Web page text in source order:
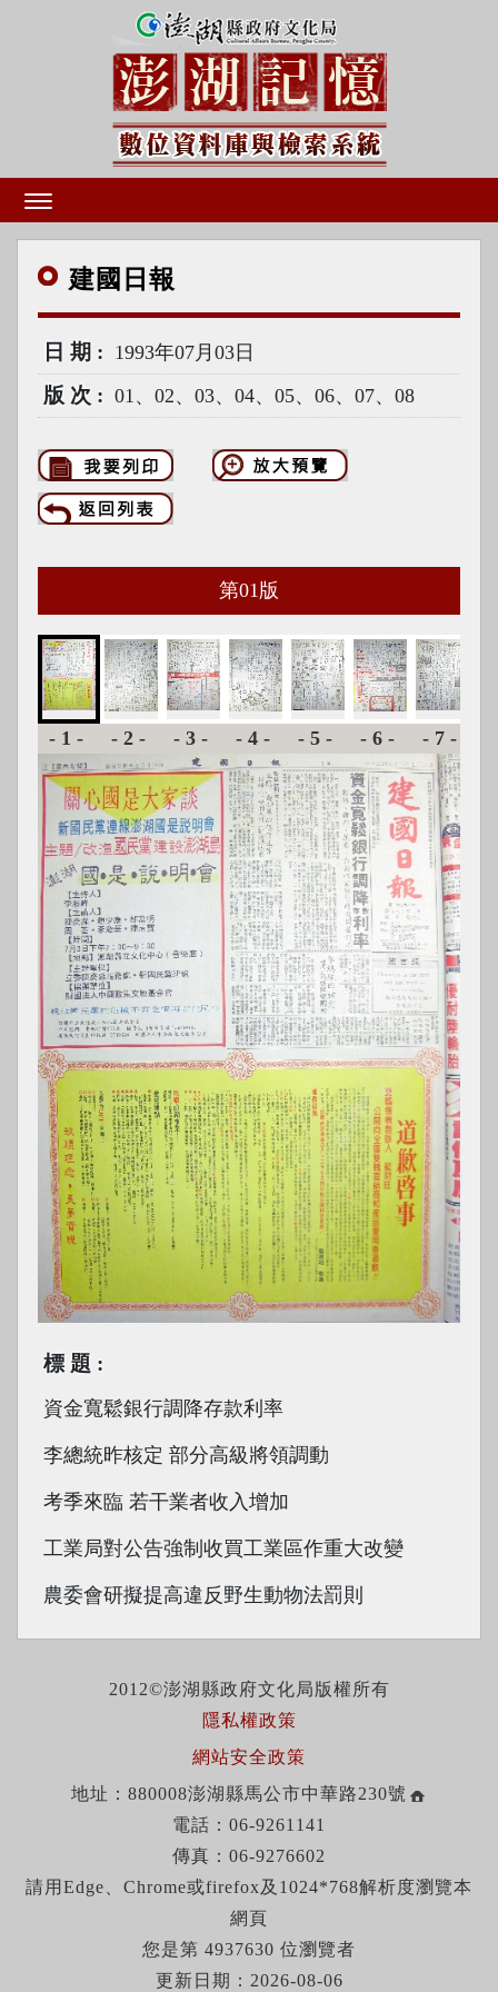
建國 日報
日期 1993年07月03日
版次 01、02、03、04、05、06、07、08
第01 版
-1- -2- -3- -4- -5- -6- -7-
標題
資金寬鬆銀行調降存款利率
李總統昨核定 部分高級將領調動
考季來臨 若干業者收入增加
工業局對公告強制收買工業區作重大改變
農委會研擬提高違反野生動物法罰則
2012©澎湖縣政府文化局版權所有
隱私權政策
網站安全政策
地址：880008澎湖縣馬公市中華路230號
電話：06-9261141
傳真：06-9276602
請用Edge、Chrome或firefox及1024*768解析度瀏覽本
網頁
您是第 4937630 位瀏覽者
更新日期：2026-08-06